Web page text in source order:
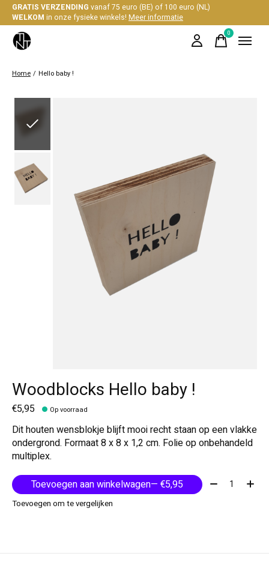
GRATIS VERZENDING vanaf 75 euro (BE) of 100 euro (NL)
WELKOM in onze fysieke winkels!Meer informatie
0items
Home / Hello baby !
Woodblocks Hello baby !
€5,95 Op voorraad
Dit houten wensblokje blijft mooi recht staan op een vlakke
ondergrond. Formaat 8 x 8 x 1,2 cm. Folie op onbehandeld
multiplex.
Toevoegen aan winkelwagen
— €5,95 Aantal:
Toevoegen om te vergelijken